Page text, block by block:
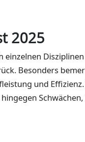
2025
einzelnen
Besonders
und
Schwächen,